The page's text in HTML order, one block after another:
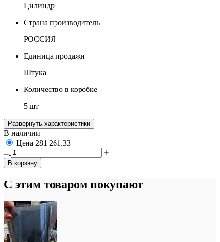
Цилиндр
Страна производитель
РОССИЯ
Единица продажи
Штука
Количество в коробке
5 шт
Развернуть характеристики
В наличии
Цена 281 261.33
В корзину
С этим товаром покупают